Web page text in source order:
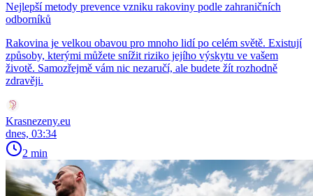
Nejlepší metody prevence vzniku rakoviny podle zahraničních
odborníků
Rakovina je velkou obavou pro mnoho lidí po celém světě. Existují
způsoby, kterými můžete snížit riziko jejího výskytu ve vašem
životě. Samozřejmě vám nic nezaručí, ale budete žít rozhodně
zdravěji.
Krasnezeny.eu
dnes, 03:34
2 min